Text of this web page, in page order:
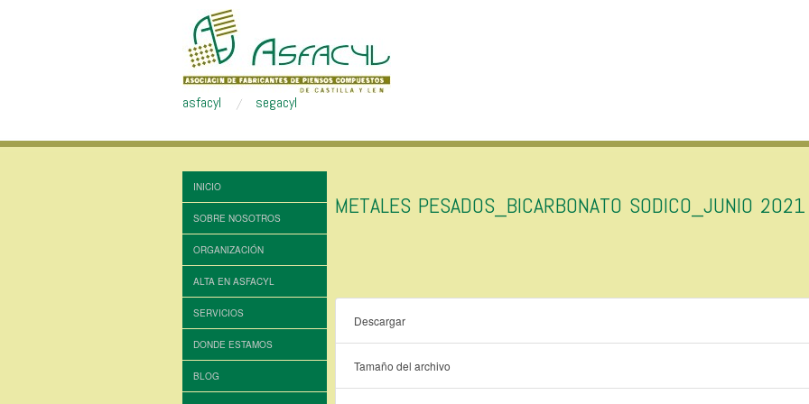
asfacyl segacyl
INICIO
SOBRE NOSOTROS
ORGANIZACIÓN
ALTA EN ASFACYL
SERVICIOS
DONDE ESTAMOS
BLOG
METALES PESADOS_BICARBONATO SODICO_JUNIO 2021
Descargar
Tamaño del archivo